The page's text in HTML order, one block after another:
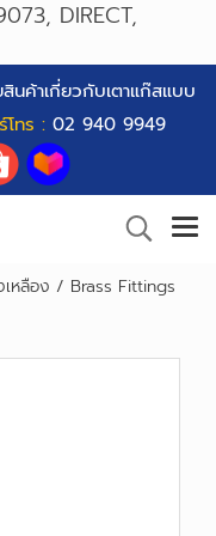
DIRECT,
นค้าเกี่ยวกับเตาแก๊สแบบ
โทร : 02 940 9949
หลือง / Brass Fittings